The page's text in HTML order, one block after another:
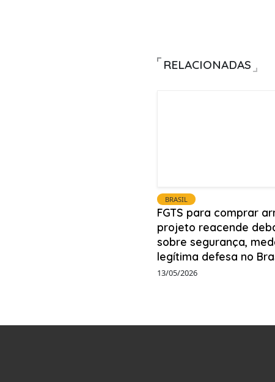
RELACIONADAS
BRASIL
FGTS para comprar
projeto reacende
sobre segurança,
legítima defesa no
13/05/2026